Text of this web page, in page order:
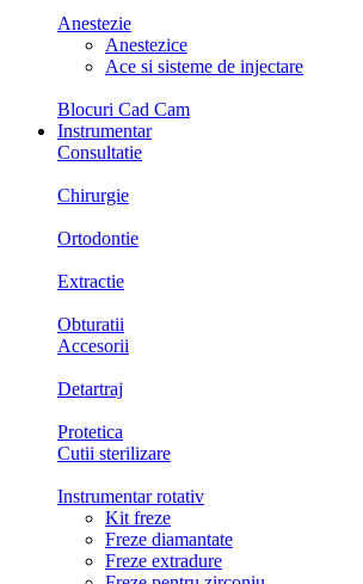
Anestezie
Anestezice
Ace si sisteme de injectare
Blocuri Cad Cam
Instrumentar
Consultatie
Chirurgie
Ortodontie
Extractie
Obturatii
Accesorii
Detartraj
Protetica
Cutii sterilizare
Instrumentar rotativ
Kit freze
Freze diamantate
Freze extradure